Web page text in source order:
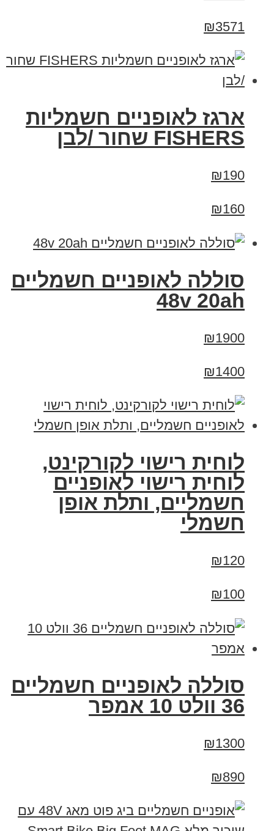
₪3571
ארגז לאופניים חשמליות
FISHERS שחור /לבן
₪190
₪160
סוללה לאופניים חשמליים
48v 20ah
₪1900
₪1400
לוחית רישוי לקורקינט,
לוחית רישוי לאופניים
חשמליים, ותלת אופן
חשמלי
₪120
₪100
סוללה לאופניים חשמליים
36 וולט 10 אמפר
₪1300
₪890